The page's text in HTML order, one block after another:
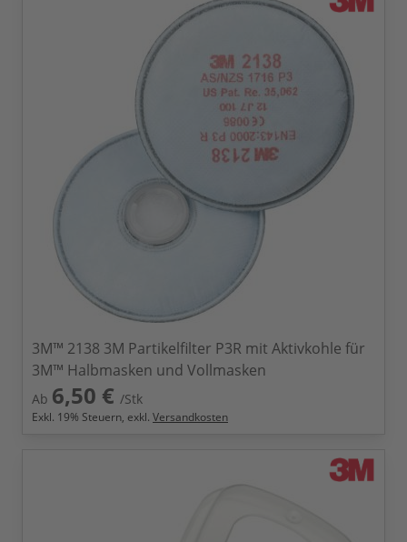
3M™ 2138 3M Partikelfilter P3R mit Aktivkohle für
3M™ Halbmasken und Vollmasken
Ab 6,50 € /Stk
Exkl. 19% Steuern, exkl. Versandkosten